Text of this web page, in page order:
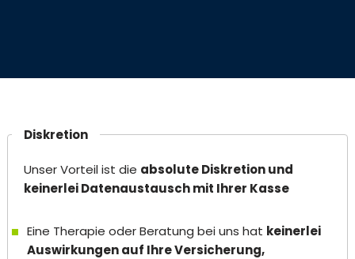
Diskretion
Unser Vorteil ist die absolute Diskretion und
keinerlei Datenaustausch mit Ihrer Kasse
Eine Therapie oder Beratung bei uns hat keinerlei
Auswirkungen auf Ihre Versicherung,